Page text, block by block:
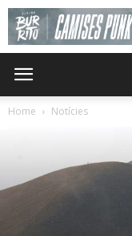
Home Notícies